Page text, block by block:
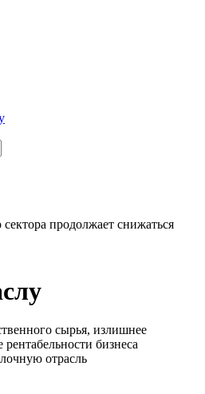
продолжает снижаться
сырья, излишнее
бизнеса
отрасль